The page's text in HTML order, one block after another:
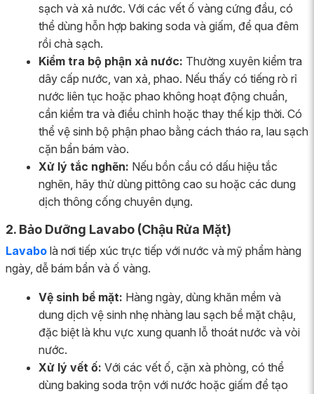
sạch và xả nước. Với các vết ố vàng cứng đầu, có
thể dùng hỗn hợp baking soda và giấm, để qua đêm
rồi chà sạch.
Kiểm tra bộ phận xả nước: Thường xuyên kiểm tra
dây cấp nước, van xả, phao. Nếu thấy có tiếng rò rỉ
nước liên tục hoặc phao không hoạt động chuẩn,
cần kiểm tra và điều chỉnh hoặc thay thế kịp thời. Có
thể vệ sinh bộ phận phao bằng cách tháo ra, lau sạch
cặn bẩn bám vào.
Xử lý tắc nghẽn: Nếu bồn cầu có dấu hiệu tắc
nghẽn, hãy thử dùng pittông cao su hoặc các dung
dịch thông cống chuyên dụng.
2. Bảo Dưỡng Lavabo (Chậu Rửa Mặt)
Lavabo là nơi tiếp xúc trực tiếp với nước và mỹ phẩm hàng
ngày, dễ bám bẩn và ố vàng.
Vệ sinh bề mặt: Hàng ngày, dùng khăn mềm và
dung dịch vệ sinh nhẹ nhàng lau sạch bề mặt chậu,
đặc biệt là khu vực xung quanh lỗ thoát nước và vòi
nước.
Xử lý vết ố: Với các vết ố, cặn xà phòng, có thể
dùng baking soda trộn với nước hoặc giấm để tạo